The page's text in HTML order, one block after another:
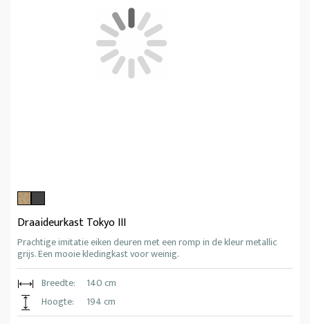
Draaideurkast Tokyo III
Prachtige imitatie eiken deuren met een romp in de kleur metallic
grijs. Een mooie kledingkast voor weinig.
Breedte:
140 cm
Hoogte:
194 cm